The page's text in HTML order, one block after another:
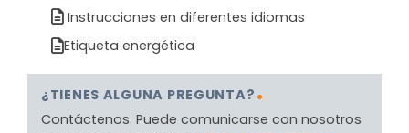
Instrucciones en diferentes idiomas
Etiqueta energética
¿TIENES ALGUNA PREGUNTA?
Contáctenos. Puede comunicarse con nosotros